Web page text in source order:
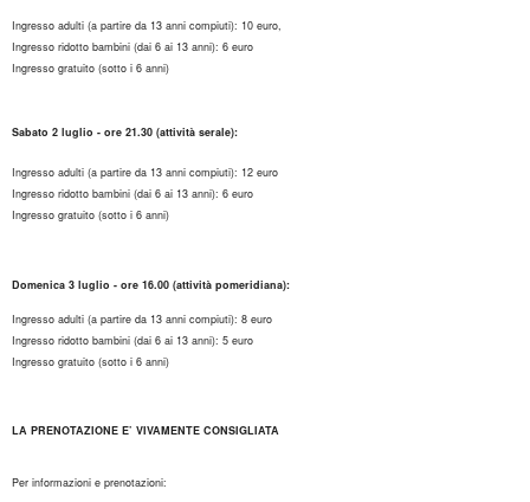
Ingresso adulti (a partire da 13 anni compiuti): 10 euro,
Ingresso ridotto bambini (dai 6 ai 13 anni): 6 euro
Ingresso gratuito (sotto i 6 anni)
Sabato 2 luglio - ore 21.30 (attività serale):
Ingresso adulti (a partire da 13 anni compiuti): 12 euro
Ingresso ridotto bambini (dai 6 ai 13 anni): 6 euro
Ingresso gratuito (sotto i 6 anni)
Domenica 3 luglio - ore 16.00 (attività pomeridiana):
Ingresso adulti (a partire da 13 anni compiuti): 8 euro
Ingresso ridotto bambini (dai 6 ai 13 anni): 5 euro
Ingresso gratuito (sotto i 6 anni)
LA PRENOTAZIONE E’ VIVAMENTE CONSIGLIATA
Per informazioni e prenotazioni: